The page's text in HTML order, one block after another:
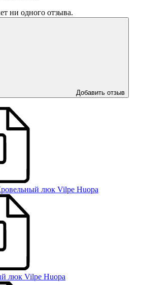
ни одного отзыва.
Добавить отзыв
люк Vilpe Huopa
люк Vilpe Huopa